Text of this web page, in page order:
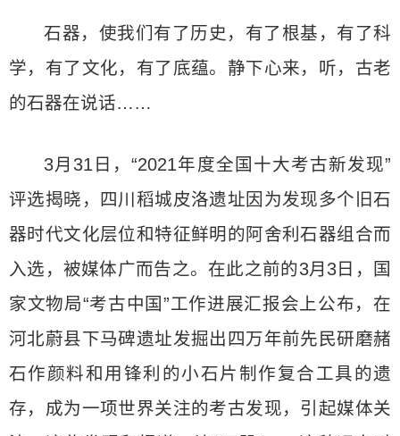
石器，使我们有了历史，有了根基，有了科
学，有了文化，有了底蕴。静下心来，听，古老
的石器在说话……
3月31日，“2021年度全国十大考古新发现”
评选揭晓，四川稻城皮洛遗址因为发现多个旧石
器时代文化层位和特征鲜明的阿舍利石器组合而
入选，被媒体广而告之。在此之前的3月3日，国
家文物局“考古中国”工作进展汇报会上公布，在
河北蔚县下马碑遗址发掘出四万年前先民研磨赭
石作颜料和用锋利的小石片制作复合工具的遗
存，成为一项世界关注的考古发现，引起媒体关